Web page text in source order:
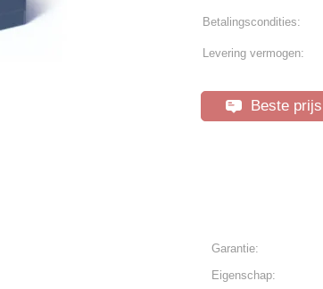
Betalingscondities:
Levering vermogen:
Beste prijs
Garantie:
Eigenschap: